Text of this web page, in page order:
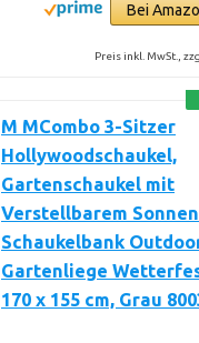
Bei
Preis inkl. MwSt.,
M MCombo 3-Sitzer
Hollywoodschaukel,
Gartenschaukel mit
Verstellbarem
Schaukelbank
Gartenliege
170 x 155 cm, Grau